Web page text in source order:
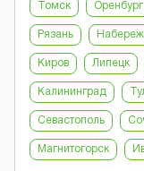
Томск Оренбург
Рязань
Киров Липецк
Калининград
Севастополь
Магнитогорск